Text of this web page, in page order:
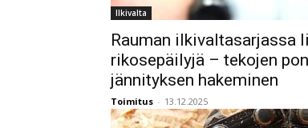
Ilkivalta
Rauman ilkivaltasarjassa
rikosepäilyjä – tekojen
jännityksen hakeminen
Toimitus - 13.12.2025